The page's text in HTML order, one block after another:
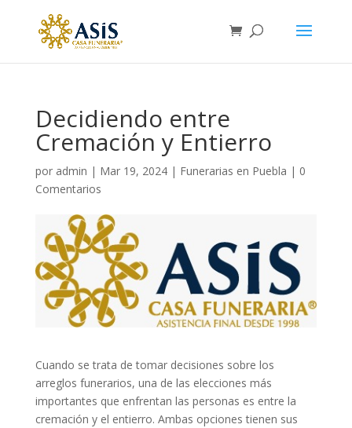
Decidiendo entre
Cremación y Entierro
por admin | Mar 19, 2024| Funerarias en Puebla | 0
Comentarios
Cuando se trata de tomar decisiones sobre los
arreglos funerarios, una de las elecciones más
importantes que enfrentan las personas es entre la
cremación y el entierro. Ambas opciones tienen sus